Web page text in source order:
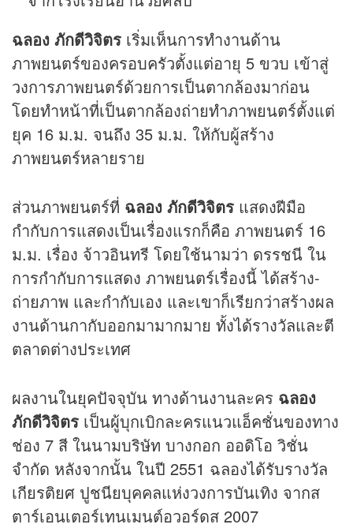
ฉลอง ภักดีวิจิตร เริ่มเห็นการทำงานด้าน
ภาพยนตร์ของครอบครัวตั้งแต่อายุ 5 ขวบ เข้าสู่
วงการภาพยนตร์ด้วยการเป็นตากล้องมาก่อน
โดยทำหน้าที่เป็นตากล้องถ่ายทำภาพยนตร์ตั้งแต่
ยุค 16 ม.ม. จนถึง 35 ม.ม. ให้กับผู้สร้าง
ภาพยนตร์หลายราย
ส่วนภาพยนตร์ที่ ฉลอง ภักดีวิจิตร แสดงฝีมือ
กำกับการแสดงเป็นเรื่องแรกก็คือ ภาพยนตร์ 16
ม.ม. เรื่อง จ้าวอินทรี โดยใช้นามว่า ดรรชนี ใน
การกำกับการแสดง ภาพยนตร์เรื่องนี้ ได้สร้าง-
ถ่ายภาพ และกำกับเอง และเขาก็เรียกว่าสร้างผล
งานด้านกากับออกมามากมาย ทั้งได้รางวัลและตี
ตลาดต่างประเทศ
ผลงานในยุคปัจจุบัน ทางด้านงานละคร ฉลอง
ภักดีวิจิตร เป็นผู้บุกเบิกละครแนวแอ็คชั่นของทาง
ช่อง 7 สี ในนามบริษัท บางกอก ออดิโอ วิชั่น
จำกัด หลังจากนั้น ในปี 2551 ฉลองได้รับรางวัล
เกียรติยศ ปูชนียบุคคลแห่งวงการบันเทิง จากส
ตาร์เอนเตอร์เทนเมนต์อวอร์ดส 2007